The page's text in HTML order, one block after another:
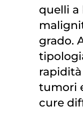
quelli a
grado.
tumori
cure